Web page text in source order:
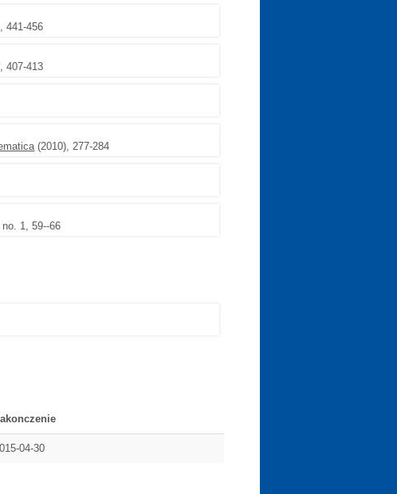
441-456
407-413
(2010), 277-284
1, 59--66
04-30